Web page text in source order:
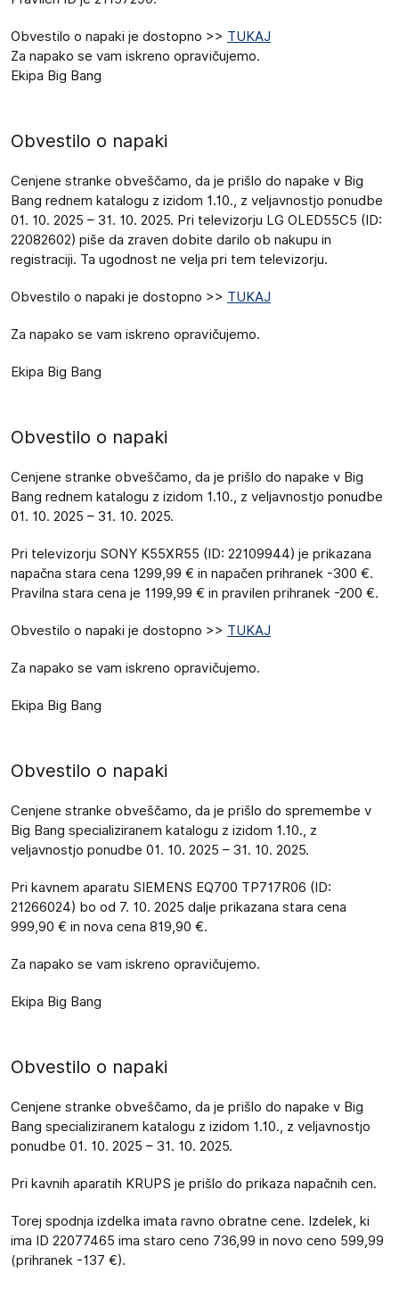
Obvestilo o napaki je dostopno >> TUKAJ
Za napako se vam iskreno opravičujemo.
Ekipa Big Bang
Obvestilo o napaki
Cenjene stranke obveščamo, da je prišlo do napake v Big
Bang rednem katalogu z izidom 1.10., z veljavnostjo ponudbe
01. 10. 2025 – 31. 10. 2025. Pri televizorju LG OLED55C5 (ID:
22082602) piše da zraven dobite darilo ob nakupu in
registraciji. Ta ugodnost ne velja pri tem televizorju.
Obvestilo o napaki je dostopno >> TUKAJ
Za napako se vam iskreno opravičujemo.
Ekipa Big Bang
Obvestilo o napaki
Cenjene stranke obveščamo, da je prišlo do napake v Big
Bang rednem katalogu z izidom 1.10., z veljavnostjo ponudbe
01. 10. 2025 – 31. 10. 2025.
Pri televizorju SONY K55XR55 (ID: 22109944) je prikazana
napačna stara cena 1299,99 € in napačen prihranek -300 €.
Pravilna stara cena je 1199,99 € in pravilen prihranek -200 €.
Obvestilo o napaki je dostopno >> TUKAJ
Za napako se vam iskreno opravičujemo.
Ekipa Big Bang
Obvestilo o napaki
Cenjene stranke obveščamo, da je prišlo do spremembe v
Big Bang specializiranem katalogu z izidom 1.10., z
veljavnostjo ponudbe 01. 10. 2025 – 31. 10. 2025.
Pri kavnem aparatu SIEMENS EQ700 TP717R06 (ID:
21266024) bo od 7. 10. 2025 dalje prikazana stara cena
999,90 € in nova cena 819,90 €.
Za napako se vam iskreno opravičujemo.
Ekipa Big Bang
Obvestilo o napaki
Cenjene stranke obveščamo, da je prišlo do napake v Big
Bang specializiranem katalogu z izidom 1.10., z veljavnostjo
ponudbe 01. 10. 2025 – 31. 10. 2025.
Pri kavnih aparatih KRUPS je prišlo do prikaza napačnih cen.
Torej spodnja izdelka imata ravno obratne cene. Izdelek, ki
ima ID 22077465 ima staro ceno 736,99 in novo ceno 599,99
(prihranek -137 €).